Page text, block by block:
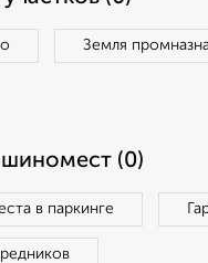
Земля
(0)
в паркинге